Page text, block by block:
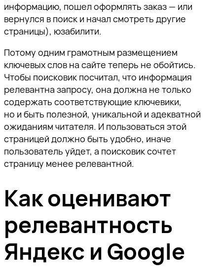
информацию, пошел оформлять заказ — или
вернулся в поиск и начал смотреть другие
страницы), юзабилити.
Потому одним грамотным размещением
ключевых слов на сайте теперь не обойтись.
Чтобы поисковик посчитал, что информация
релевантна запросу, она должна не только
содержать соответствующие ключевики,
но и быть полезной, уникальной и адекватной
ожиданиям читателя. И пользоваться этой
страницей должно быть удобно, иначе
пользователь уйдет, а поисковик сочтет
страницу менее релевантной.
Как оценивают
релевантность
Яндекс и Google